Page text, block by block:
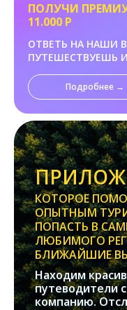
ПОЛУЧИ
11.000 Р
ОТВЕТЬ НА НАШИ
ПУТЕШЕСТВУЕШЬ
Подробнее →
КОТОРОЕ
ОПЫТНЫМ
ПОПАСТЬ В
ЛЮБИМОГО
БЛИЖАЙШИЕ
Находим
путеводители
компанию.